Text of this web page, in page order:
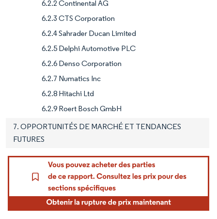
6.2.2 Continental AG
6.2.3 CTS Corporation
6.2.4 Sahrader Ducan Limited
6.2.5 Delphi Automotive PLC
6.2.6 Denso Corporation
6.2.7 Numatics Inc
6.2.8 Hitachi Ltd
6.2.9 Roert Bosch GmbH
7. OPPORTUNITÉS DE MARCHÉ ET TENDANCES
FUTURES